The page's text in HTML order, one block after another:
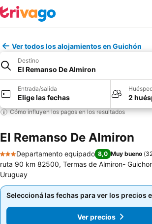
Ver todos los alojamientos en Guichón
Destino
El Remanso De Almiron
Entrada/salida
Elige las fechas 2
Cómo influyen los pagos en los resultados
El Remanso De Almiron
3 Estrellas
Departamento equipado 8,0 Muy bueno (
ruta 90 km 82500, Termas de Almiron-
Uruguay
Seleccioná las fechas para ver los precios
Ver precios
Seleccioná las fechas para ver los precios
Ver precios